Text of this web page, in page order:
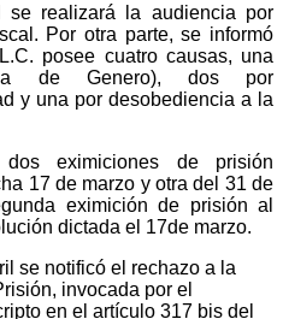
realizará la audiencia por
Por otra parte, se informó
posee cuatro causas, una
de Genero), dos por
y una por desobediencia a la
eximiciones de prisión
17 de marzo y otra del 31 de
eximición de prisión al
dictada el 17de marzo.
se notificó el rechazo a la
invocada por el
en el artículo 317 bis del